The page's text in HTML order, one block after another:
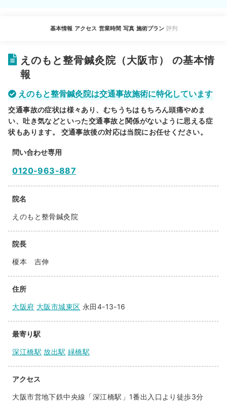
基本情報 アクセス 営業時間 写真 施術プラン 評判
えのもと整骨鍼灸院（大阪市） の基本情
報
えのもと整骨鍼灸院は交通事故施術に特化しています
交通事故の症状は様々あり、むちうちはもちろん頭痛やめま
い、吐き気などといった交通事故と関係がないように思える症
状もあります。 交通事故後の対応は当院にお任せください。
問い合わせ専用
0120-963-887
院名
えのもと整骨鍼灸院
院長
榎本 吉伸
住所
大阪府 大阪市城東区 永田4-13-16
最寄り駅
深江橋駅 放出駅 緑橋駅
アクセス
大阪市営地下鉄中央線「深江橋駅」1番出入口より徒歩3分